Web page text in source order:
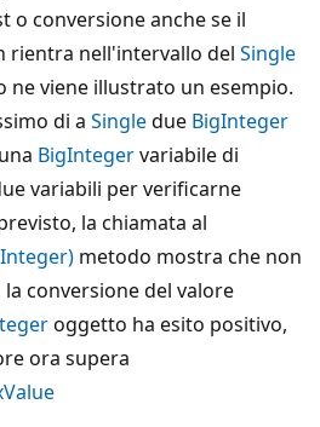
o conversione anche se il
rientra nell'intervallo del Single
ne viene illustrato un esempio.
di a Singledue BigInteger
BigIntegervariabile di
variabili per verificarne
la chiamata al
metodo mostra che non
conversione del valore
oggetto ha esito positivo,
ora supera